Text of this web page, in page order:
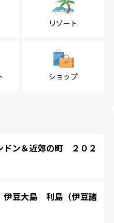
リゾート
ショップ
ン＆近郊の町 ２０２
豆大島 利島（伊豆諸